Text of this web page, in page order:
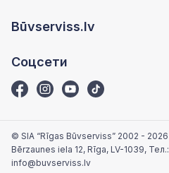
Būvserviss.lv
Соцсети
© SIA “Rīgas Būvserviss” 2002 - 2026
Bērzaunes iela 12, Rīga, LV-1039, Тел.:
info@buvserviss.lv